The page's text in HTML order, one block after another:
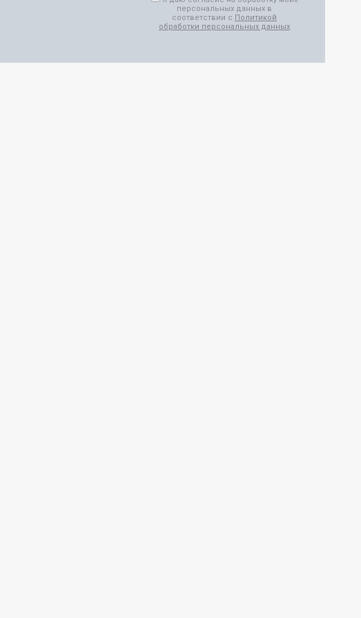
персональных данных в
соответствии с Политикой
обработки персональных данных